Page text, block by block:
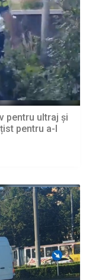
pentru ultraj și
pentru a-l